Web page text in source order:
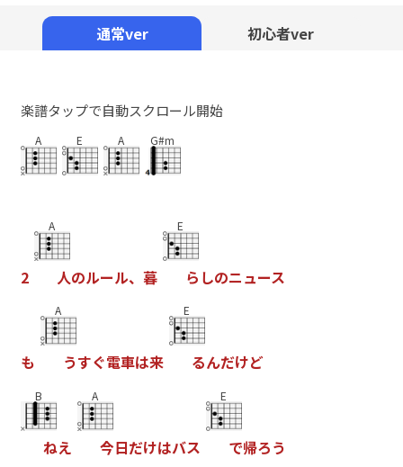
通常ver 初心者ver
楽譜タップで自動スクロール開始
A E A G#m
2
A
人のルール、 暮
E
ら しのニュース
も
A
うすぐ電車は来
E
るんだけど
B
ねえ
A
今日だけはバス
E
で帰ろう